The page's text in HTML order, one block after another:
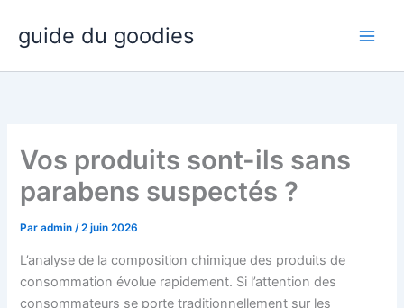
contenu
guide du goodies
Vos produits sont-ils sans
parabens suspectés ?
Paradmin/2 juin 2026
L’analyse de la composition chimique des produits de
consommation évolue rapidement. Si l’attention des
consommateurs se porte traditionnellement sur les